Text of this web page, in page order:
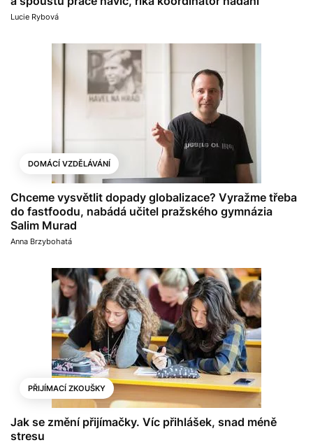
Lucie Rybová
DOMÁCÍ VZDĚLÁVÁNÍ
Chceme vysvětlit dopady globalizace? Vyražme třeba
do fastfoodu, nabádá učitel pražského gymnázia
Salim Murad
Anna Brzybohatá
PŘIJÍMACÍ ZKOUŠKY
Jak se změní přijímačky. Víc přihlášek, snad méně
stresu